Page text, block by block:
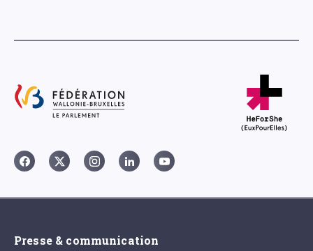
Presse & communication